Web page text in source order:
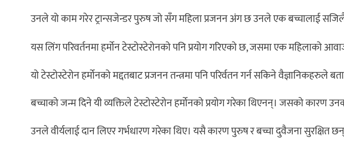
उनले यो काम गरेर ट्रान्सजेन्डर पुरुष जो सँग महिला प्रजनन अंग छ उनले एक बच्चालाई
यस लिंग परिवर्तनमा हर्मोन टेस्टोस्टेरोनको पनि प्रयोग गरिएको छ, जसमा एक महिलाको
यो टेस्टोस्टेरोन हर्मोनको मद्दतबाट प्रजनन तन्त्रमा पनि परिर्वतन गर्न सकिने वैज्ञानिकहरुले
बच्चाको जन्म दिने यी व्यक्तिले टेस्टोस्टेरोन हर्मोनको प्रयोग गरेका थिएनन्। जसको कारण
उनले वीर्यलाई दान लिएर गर्भधारण गरेका थिए। यसै कारण पुरुष र बच्चा दुवैजना सुरक्षित